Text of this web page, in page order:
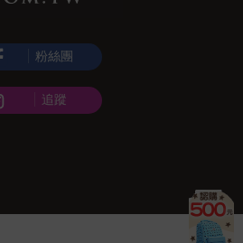
粉絲團
追蹤